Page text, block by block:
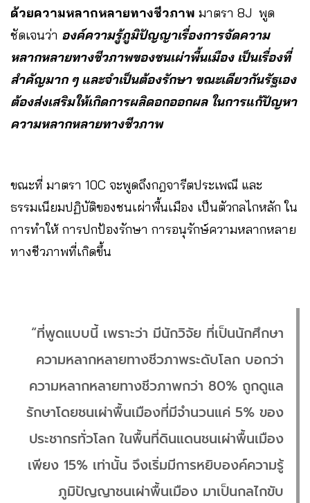
ด้วยความหลากหลายทางชีวภาพ มาตรา 8J พูด
ชัดเจนว่า องค์ความรู้ภูมิปัญญาเรื่องการจัดความ
หลากหลายทางชีวภาพของชนเผ่าพื้นเมือง เป็นเรื่องที่
สำคัญมาก ๆ และจำเป็นต้องรักษา ขณะเดียวกันรัฐเอง
ต้องส่งเสริมให้เกิดการผลิดอกออกผล ในการแก้ปัญหา
ความหลากหลายทางชีวภาพ
ขณะที่ มาตรา 10C จะพูดถึงกฎจารีตประเพณี และ
ธรรมเนียมปฏิบัติของชนเผ่าพื้นเมือง เป็นตัวกลไกหลัก ใน
การทำให้ การปกป้องรักษา การอนุรักษ์ความหลากหลาย
ทางชีวภาพที่เกิดขึ้น
“ที่พูดแบบนี้ เพราะว่า มีนักวิจัย ที่เป็นนักศึกษา
ความหลากหลายทางชีวภาพระดับโลก บอกว่า
ความหลากหลายทางชีวภาพกว่า 80% ถูกดูแล
รักษาโดยชนเผ่าพื้นเมืองที่มีจำนวนแค่ 5% ของ
ประชากรทั่วโลก ในพื้นที่ดินแดนชนเผ่าพื้นเมือง
เพียง 15% เท่านั้น จึงเริ่มมีการหยิบองค์ความรู้
ภูมิปัญญาชนเผ่าพื้นเมือง มาเป็นกลไกขับ